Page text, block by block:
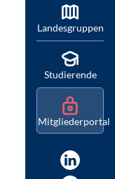
Landesgruppen
Studierende
Mitgliederportal